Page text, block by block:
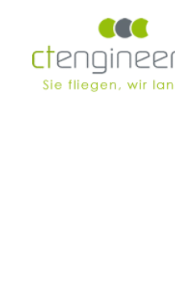
Skip to main content